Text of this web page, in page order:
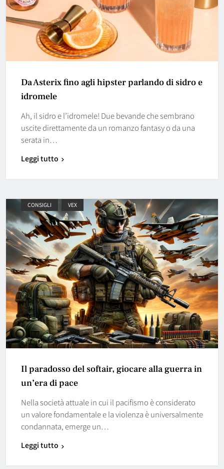
Da Asterix fino agli hipster parlando di sidro e
idromele
Ah, il sidro e l’idromele! Due bevande che sembrano
uscite direttamente da un romanzo fantasy o da una
serata in…
Leggi tutto
CONSIGLI VEX
Il paradosso del softair, giocare alla guerra in
un’era di pace
Nella società attuale in cui il pacifismo è considerato
un valore fondamentale e la violenza è universalmente
condannata, emerge un…
Leggi tutto